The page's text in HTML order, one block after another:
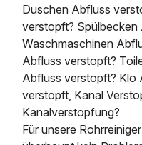
Duschen Abfluss
verstopft?
Waschmaschinen
Abfluss verstopft?
Abfluss verstopft? Klo
verstopft, Kanal
Kanalverstopfung?
Für unsere